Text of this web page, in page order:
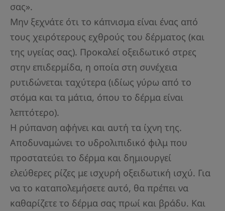
σας».
Μην ξεχνάτε ότι το κάπνισμα είναι ένας από
τους χειρότερους εχθρούς του δέρματος (και
της υγείας σας). Προκαλεί οξειδωτικό στρες
στην επιδερμίδα, η οποία στη συνέχεια
ρυτιδώνεται ταχύτερα (ιδίως γύρω από το
στόμα και τα μάτια, όπου το δέρμα είναι
λεπτότερο).
Η ρύπανση αφήνει και αυτή τα ίχνη της.
Αποδυναμώνει το υδρολιπιδικό φιλμ που
προστατεύει το δέρμα και δημιουργεί
ελεύθερες ρίζες με ισχυρή οξειδωτική ισχύ. Για
να το καταπολεμήσετε αυτό, θα πρέπει να
καθαρίζετε το δέρμα σας πρωί και βράδυ. Και